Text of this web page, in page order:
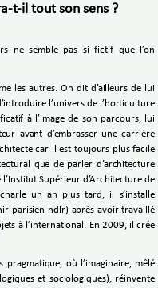
t-il tout son sens ?
ne semble pas si fictif que l’on
les autres. On dit d’ailleurs de lui
l’univers de l’horticulture
à l’image de son parcours, lui
avant d’embrasser une carrière
car il est toujours plus facile
que de parler d’architecture
Supérieur d’Architecture de
un an plus tard, il s’installe
parisien ndlr) après avoir travaillé
à l’international. En 2009, il crée
où l’imaginaire, mêlé
et sociologiques), réinvente